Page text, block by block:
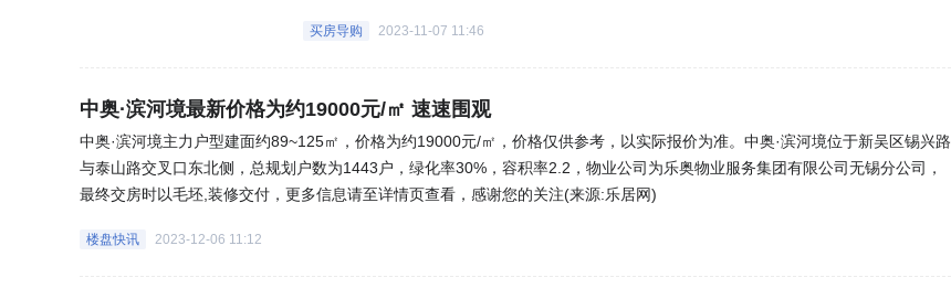
买房导购 2023-11-07 11:46
中奥·滨河境最新价格为约19000元/㎡ 速速围观
中奥·滨河境主力户型建面约89~125㎡，价格为约19000元/㎡，价格仅供参考，以实际报价为准。中奥·滨河境位于新吴区锡兴路
与泰山路交叉口东北侧，总规划户数为1443户，绿化率30%，容积率2.2，物业公司为乐奥物业服务集团有限公司无锡分公司，
最终交房时以毛坯,装修交付，更多信息请至详情页查看，感谢您的关注(来源:乐居网)
楼盘快讯 2023-12-06 11:12